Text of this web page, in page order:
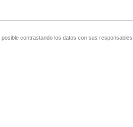
contrastando los datos con sus